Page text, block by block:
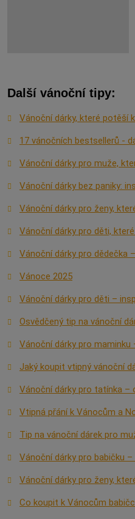
Další vánoční tipy:
Vánoční dárky, které potěší
17 vánočních bestsellerů -
Vánoční dárky pro muže,
Vánoční dárky bez paniky:
Vánoční dárky pro ženy,
Vánoční dárky pro děti,
Vánoční dárky pro dědečka
Vánoce 2025
Vánoční dárky pro děti –
Osvědčený tip na vánoční
Vánoční dárky pro maminku
Jaký koupit vtipný vánoční
Vánoční dárky pro tatínka –
Vtipná přání k Vánocům a
Tip na vánoční dárek pro
Vánoční dárky pro babičku
Vánoční dárky pro ženy,
Co koupit k Vánocům